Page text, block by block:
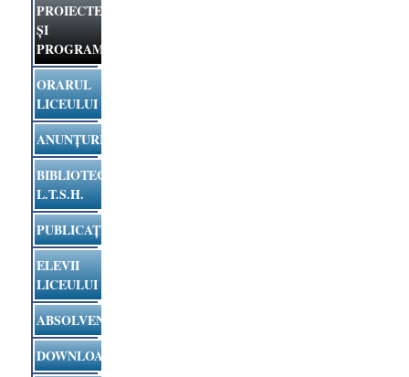
PROIECTE
ȘI
PROGRAME
ORARUL
LICEULUI
ANUNȚURI
BIBLIOTECA
L.T.S.H.
PUBLICAȚII
ELEVII
LICEULUI
ABSOLVENȚII
DOWNLOAD